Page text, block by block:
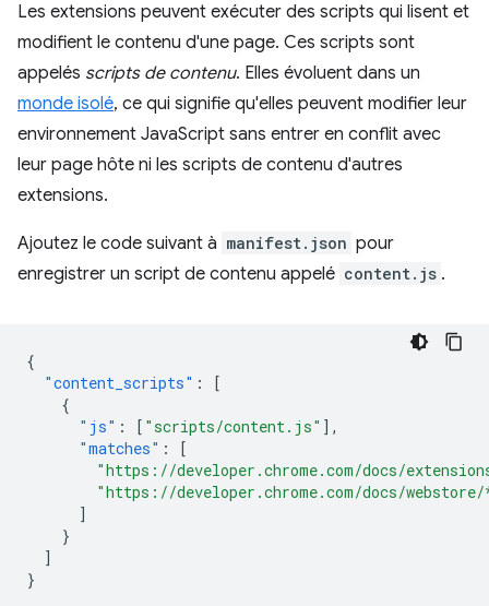
Les extensions peuvent exécuter des scripts qui lisent et
modifient le contenu d'une page. Ces scripts sont
appelés scripts de contenu. Elles évoluent dans un
monde isolé, ce qui signifie qu'elles peuvent modifier leur
environnement JavaScript sans entrer en conflit avec
leur page hôte ni les scripts de contenu d'autres
extensions.
Ajoutez le code suivant à manifest.json pour
enregistrer un script de contenu appelé content.js .
{
"content_scripts" :
[
{
"js" : [ "scripts/content.js" ],
"matches" :
[
"https://developer.chrome.com/docs/
"https://developer.chrome.com/docs/
]
}
]
}